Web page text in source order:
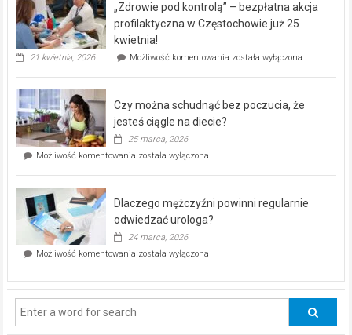
rehabilitacji
dla
„Zdrowie pod kontrolą” – bezpłatna akcja
profilaktyczna w Częstochowie już 25
kwietnia!
21 kwietnia, 2026 Możliwość komentowania „Zdrowie
bezpłatna
została wyłączona
Czy można schudnąć bez poczucia, że
jesteś ciągle na diecie?
25 marca, 2026
Możliwość komentowania Czy
poczucia,
że
ciągle
na
została wyłączona
Dlaczego mężczyźni powinni regularnie
odwiedzać urologa?
24 marca, 2026
Możliwość komentowania Dlaczego
regularnie
została wyłączona